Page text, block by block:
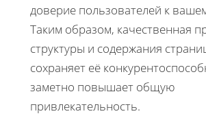
доверие пользователей к
Таким образом, качественная
структуры и содержания
сохраняет её
заметно повышает общую
привлекательность.